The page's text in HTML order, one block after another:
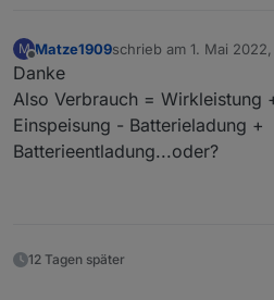
M
Offline
Matze1909schrieb am 1. Mai
zuletzt editiert von
Danke
Also Verbrauch = Wirkleistung
Einspeisung - Batterieladung +
Batterieentladung...oder?
12 Tagen später